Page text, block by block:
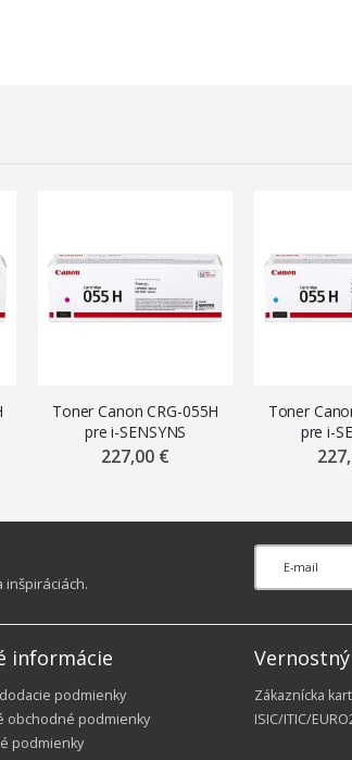
Toner Canon CRG-055H
pre i-SENSYNS
LBP663Cdw, MF742Cdw
227,00 €
Toner
pre i-
informácie
podmienky
obchodné podmienky
podmienky
Zákaznícka
ISIC/ITIC/